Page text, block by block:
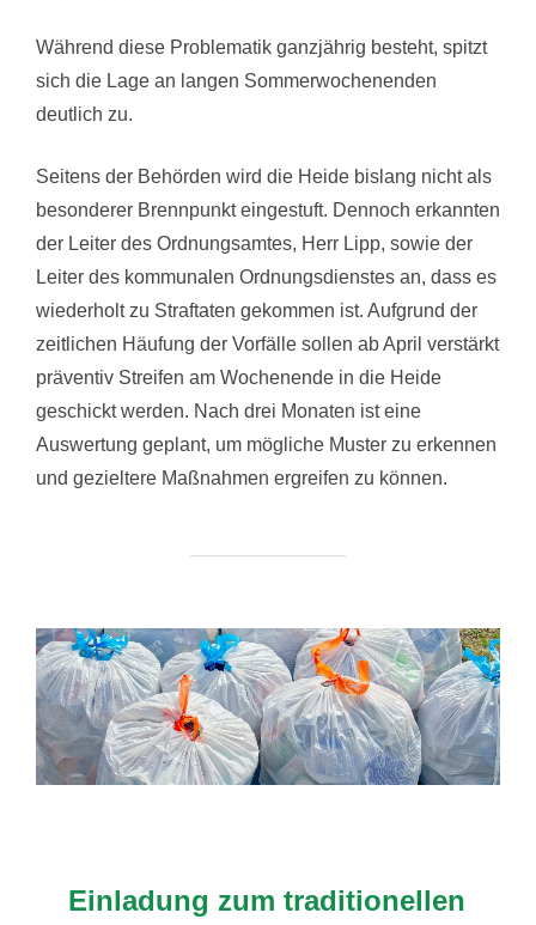
Während diese Problematik ganzjährig besteht, spitzt
sich die Lage an langen Sommerwochenenden
deutlich zu.
Seitens der Behörden wird die Heide bislang nicht als
besonderer Brennpunkt eingestuft. Dennoch erkannten
der Leiter des Ordnungsamtes, Herr Lipp, sowie der
Leiter des kommunalen Ordnungsdienstes an, dass es
wiederholt zu Straftaten gekommen ist. Aufgrund der
zeitlichen Häufung der Vorfälle sollen ab April verstärkt
präventiv Streifen am Wochenende in die Heide
geschickt werden. Nach drei Monaten ist eine
Auswertung geplant, um mögliche Muster zu erkennen
und gezieltere Maßnahmen ergreifen zu können.
Einladung zum traditionellen